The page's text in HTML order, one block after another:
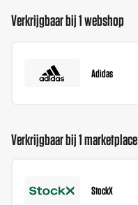
Verkrijgbaar bij 1 webshop
Adidas
Verkrijgbaar bij 1 marketplace
StockX